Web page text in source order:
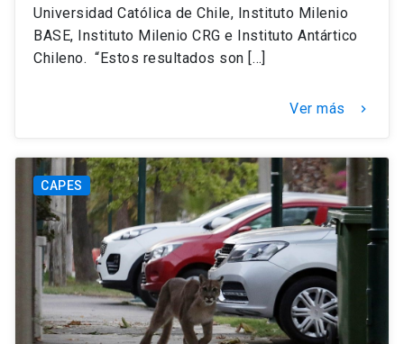
Universidad Católica de Chile, Instituto Milenio
BASE, Instituto Milenio CRG e Instituto Antártico
Chileno. “Estos resultados son […]
Ver más keyboard_arrow_right
CAPES